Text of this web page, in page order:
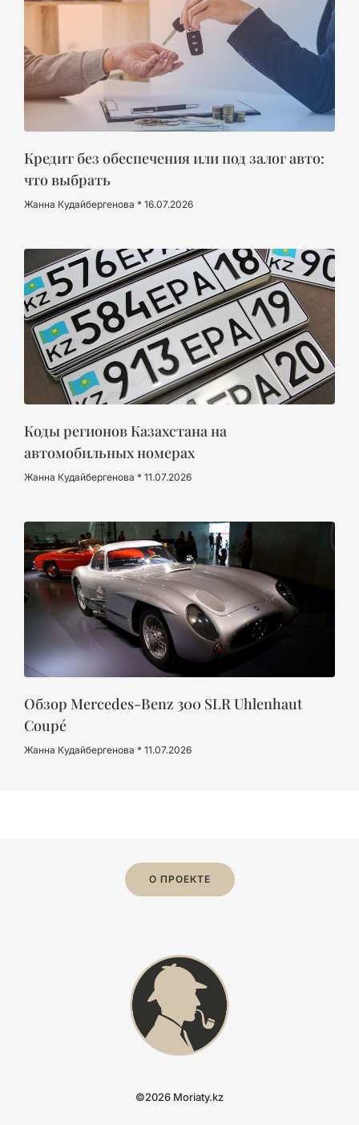
Кредит без обеспечения или под залог авто:
что выбрать
Жанна Кудайбергенова 16.07.2026
Коды регионов Казахстана на
автомобильных номерах
Жанна Кудайбергенова 11.07.2026
Обзор Mercedes-Benz 300 SLR Uhlenhaut
Coupé
Жанна Кудайбергенова 11.07.2026
О ПРОЕКТЕ
©2026 Moriaty.kz